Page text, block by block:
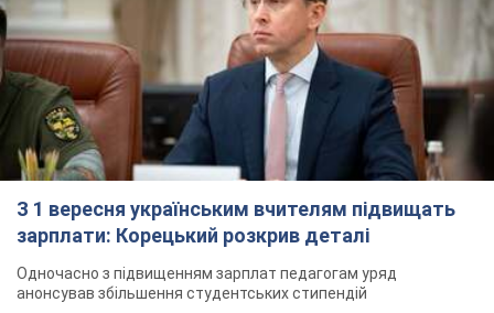
З 1 вересня українським вчителям підвищать
зарплати: Корецький розкрив деталі
Одночасно з підвищенням зарплат педагогам уряд
анонсував збільшення студентських стипендій